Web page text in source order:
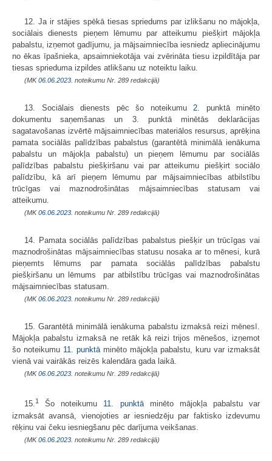
12. Ja ir stājies spēkā tiesas spriedums par izlikšanu no mājokļa,
sociālais dienests pieņem lēmumu par atteikumu piešķirt mājokļa
pabalstu, izņemot gadījumu, ja mājsaimniecība iesniedz apliecinājumu
no ēkas īpašnieka, apsaimniekotāja vai zvērināta tiesu izpildītāja par
tiesas sprieduma izpildes atlikšanu uz noteiktu laiku.
(MK06.06.2023. noteikumu Nr. 289 redakcijā)
13. Sociālais dienests pēc šo noteikumu 2. punktā minēto
dokumentu saņemšanas un 3. punktā minētās deklarācijas
sagatavošanas izvērtē mājsaimniecības materiālos resursus, aprēķina
pamata sociālās palīdzības pabalstus (garantētā minimālā ienākuma
pabalstu un mājokļa pabalstu) un pieņem lēmumu par sociālās
palīdzības pabalstu piešķiršanu vai par atteikumu piešķirt sociālo
palīdzību, kā arī pieņem lēmumu par mājsaimniecības atbilstību
trūcīgas vai maznodrošinātas mājsaimniecības statusam vai
atteikumu.
(MK06.06.2023. noteikumu Nr. 289 redakcijā)
14. Pamata sociālās palīdzības pabalstus piešķir un trūcīgas vai
maznodrošinātas mājsaimniecības statusu nosaka ar to mēnesi, kurā
pieņemts lēmums par pamata sociālās palīdzības pabalstu
piešķiršanu un lēmums par atbilstību trūcīgas vai maznodrošinātas
mājsaimniecības statusam.
(MK06.06.2023. noteikumu Nr. 289 redakcijā)
15. Garantētā minimālā ienākuma pabalstu izmaksā reizi mēnesī.
Mājokļa pabalstu izmaksā ne retāk kā reizi trijos mēnešos, izņemot
šo noteikumu 11. punktāminēto mājokļa pabalstu, kuru var izmaksāt
vienā vai vairākās reizēs kalendāra gada laikā.
(MK06.06.2023. noteikumu Nr. 289 redakcijā)
15.1 Šo noteikumu 11. punktāminēto mājokļa pabalstu var
izmaksāt avansā, vienojoties ar iesniedzēju par faktisko izdevumu
rēķinu vai čeku iesniegšanu pēc darījuma veikšanas.
(MK06.06.2023. noteikumu Nr. 289 redakcijā)